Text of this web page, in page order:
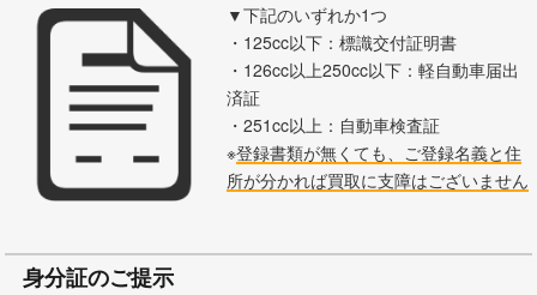
▼下記のいずれか1つ
・125cc以下：標識交付証明書
・126cc以上250cc以下：軽自動車届出
済証
・251cc以上：自動車検査証
※登録書類が無くても、ご登録名義と住
所が分かれば買取に支障はございません
身分証のご提示